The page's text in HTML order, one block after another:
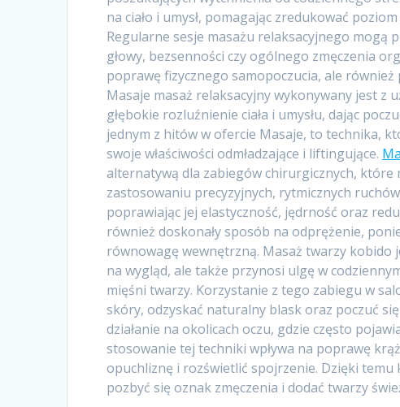
na ciało i umysł, pomagając zredukować
Regularne sesje masażu relaksacyjnego mogą
głowy, bezsenności czy ogólnego zmęczenia
poprawę fizycznego samopoczucia, ale
Masaje masaż relaksacyjny wykonywany jest z
głębokie rozluźnienie ciała i umysłu, dając
jednym z hitów w ofercie Masaje, to technika,
swoje właściwości odmładzające i liftingujące.
alternatywą dla zabiegów chirurgicznych, które
zastosowaniu precyzyjnych, rytmicznych
poprawiając jej elastyczność, jędrność oraz
również doskonały sposób na odprężenie,
równowagę wewnętrzną. Masaż twarzy kobido
na wygląd, ale także przynosi ulgę w
mięśni twarzy. Korzystanie z tego zabiegu w
skóry, odzyskać naturalny blask oraz poczuć
działanie na okolicach oczu, gdzie często
stosowanie tej techniki wpływa na poprawę
opuchliznę i rozświetlić spojrzenie. Dzięki
pozbyć się oznak zmęczenia i dodać twarzy